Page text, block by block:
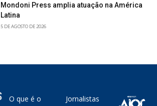
Mondoni Press amplia atuação na América
Latina
5 DE AGOSTO DE 2026
O que é o Jornalistas